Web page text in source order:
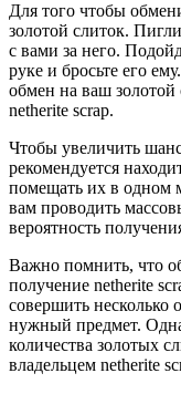
Для того чтобы
золотой слиток.
с вами за него.
руке и бросьте его
обмен на ваш
netherite scrap.
Чтобы увеличить
рекомендуется
помещать их в одном
вам проводить
вероятность
Важно помнить, что
получение netherite
совершить
нужный предмет.
количества золотых
владельцем netherite